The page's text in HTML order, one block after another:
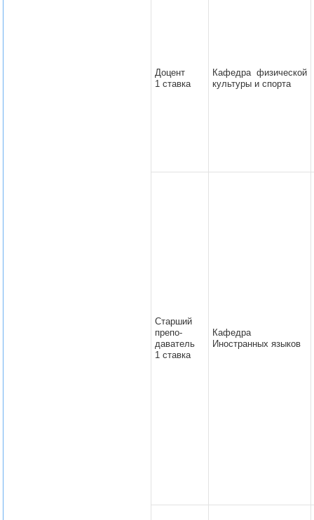
Доцент
1 ставка
Кафедра физической
культуры и спорта
Старший
препо-
даватель
1 ставка
Кафедра
Иностранных языков